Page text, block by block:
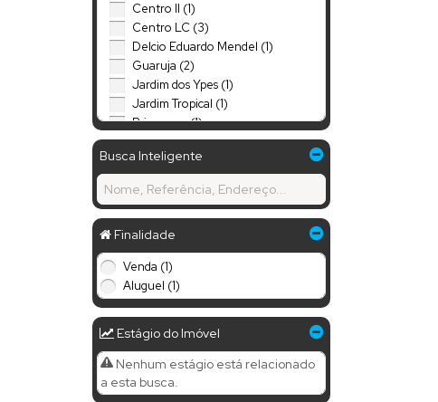
Centro II (1)
Centro LC (3)
Delcio Eduardo Mendel (1)
Guaruja (2)
Jardim dos Ypes (1)
Jardim Tropical (1)
Primavera (1)
Setor Norte (1)
SETOR RODOVIARIO (1)
Busca Inteligente
Finalidade
Venda (1)
Aluguel (1)
Estágio do Imóvel
Nenhum estágio está relacionado
a esta busca.